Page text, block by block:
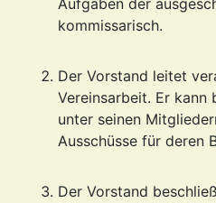
Aufgaben der
kommissarisch.
Der Vorstand leitet
Vereinsarbeit. Er kann
unter seinen
Ausschüsse für deren
Der Vorstand